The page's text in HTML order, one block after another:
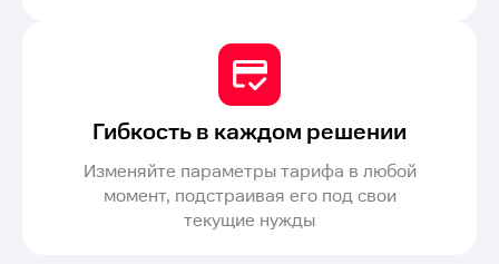
Гибкость в каждом решении
Изменяйте параметры тарифа в любой
момент, подстраивая его под свои
текущие нужды